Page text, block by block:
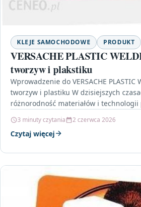
KLEJE SAMOCHODOWE PRODUKT
VERSACHE PLASTIC
tworzyw i plakstiku
Wprowadzenie do VERSACHE PLASTIC
tworzyw i plastiku W dzisiejszych
różnorodność materiałów i
3 minuty czytania 2 czerwca 2026
Czytaj więcej